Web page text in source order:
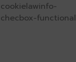
cookielawinfo-
checbox-functional